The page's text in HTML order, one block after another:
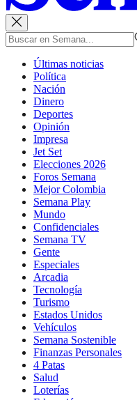
Últimas noticias
Política
Nación
Dinero
Deportes
Opinión
Impresa
Jet Set
Elecciones 2026
Foros Semana
Mejor Colombia
Semana Play
Mundo
Confidenciales
Semana TV
Gente
Especiales
Arcadia
Tecnología
Turismo
Estados Unidos
Vehículos
Semana Sostenible
Finanzas Personales
4 Patas
Salud
Loterías